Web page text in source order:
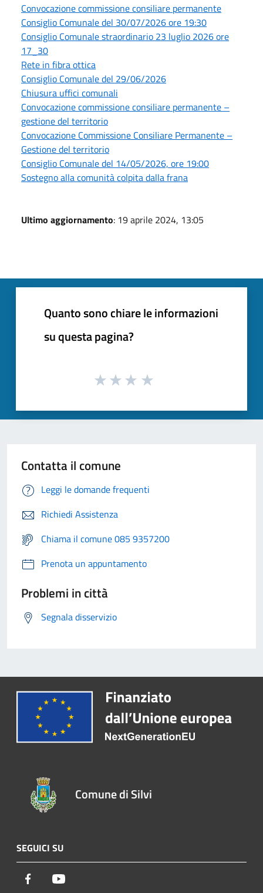
Convocazione commissione consiliare permanente
Consiglio Comunale del 30/07/2026 ore 19:30
Consiglio Comunale straordinario 23 luglio 2026 ore
17_30
Rete in fibra ottica
Consiglio Comunale del 29/06/2026
Chiusura uffici comunali
Convocazione commissione consiliare permanente –
gestione del territorio
Convocazione Commissione Consiliare Permanente –
Gestione del territorio
Consiglio Comunale del 14/05/2026, ore 19:00
Sostegno alla comunità colpita dalla frana
Ultimo aggiornamento: 19 aprile 2024, 13:05
Quanto sono chiare le informazioni
su questa pagina?
Contatta il comune
Leggi le domande frequenti
Richiedi Assistenza
Chiama il comune 085 9357200
Prenota un appuntamento
Problemi in città
Segnala disservizio
Comune di Silvi
SEGUICI SU
Facebook